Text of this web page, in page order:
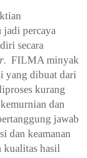
percaya
secara
. FILMA minyak
yang dibuat dari
kurang
dan
jawab
dan keamanan
kualitas hasil